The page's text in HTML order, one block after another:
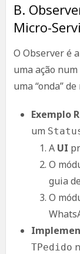
B.
Micro-
O Observer é
uma ação
uma “onda”
Exemplo
um
A UI
O
guia
O
TPedido